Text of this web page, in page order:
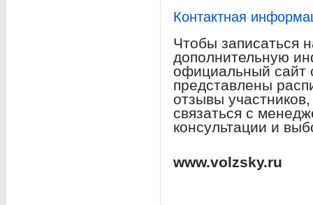
Контактная
Чтобы записаться
дополнительную
официальный сайт
представлены
отзывы
связаться с
консультации и
www.volzsky.ru